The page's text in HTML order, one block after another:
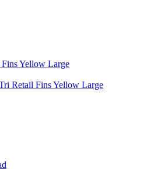
Retail Fins Yellow Large